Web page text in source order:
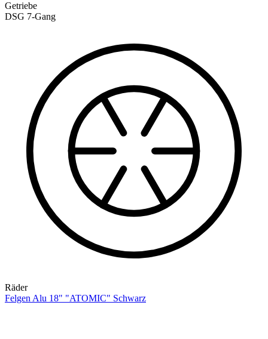
Getriebe
DSG 7-Gang
Räder
Felgen Alu 18" "ATOMIC" Schwarz